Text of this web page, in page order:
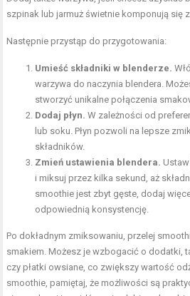
szpinak lub jarmuż świetnie komponują się
Następnie przystąp do przygotowania:
Umieść składniki w blenderze.
warzywa do naczynia blendera.
stworzyć unikalne połączenia
Dodaj płyn. W zależności od
lub soku. Płyn pozwoli na lepsze
składników.
Zmień ustawienia blendera.
i miksuj przez kilka sekund, aż
smoothie jest zbyt gęste, dodaj
odpowiednią konsystencję.
Po dokładnym zmiksowaniu, przelej
smakiem. Możesz je wzbogacić o dodatki,
czy płatki owsiane, co zwiększy wartość
smoothie, pamiętaj, że możliwości są